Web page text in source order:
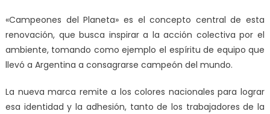
«Campeones del Planeta» es el concepto central de esta
renovación, que busca inspirar a la acción colectiva por el
ambiente, tomando como ejemplo el espíritu de equipo que
llevó a Argentina a consagrarse campeón del mundo.
La nueva marca remite a los colores nacionales para lograr
esa identidad y la adhesión, tanto de los trabajadores de la